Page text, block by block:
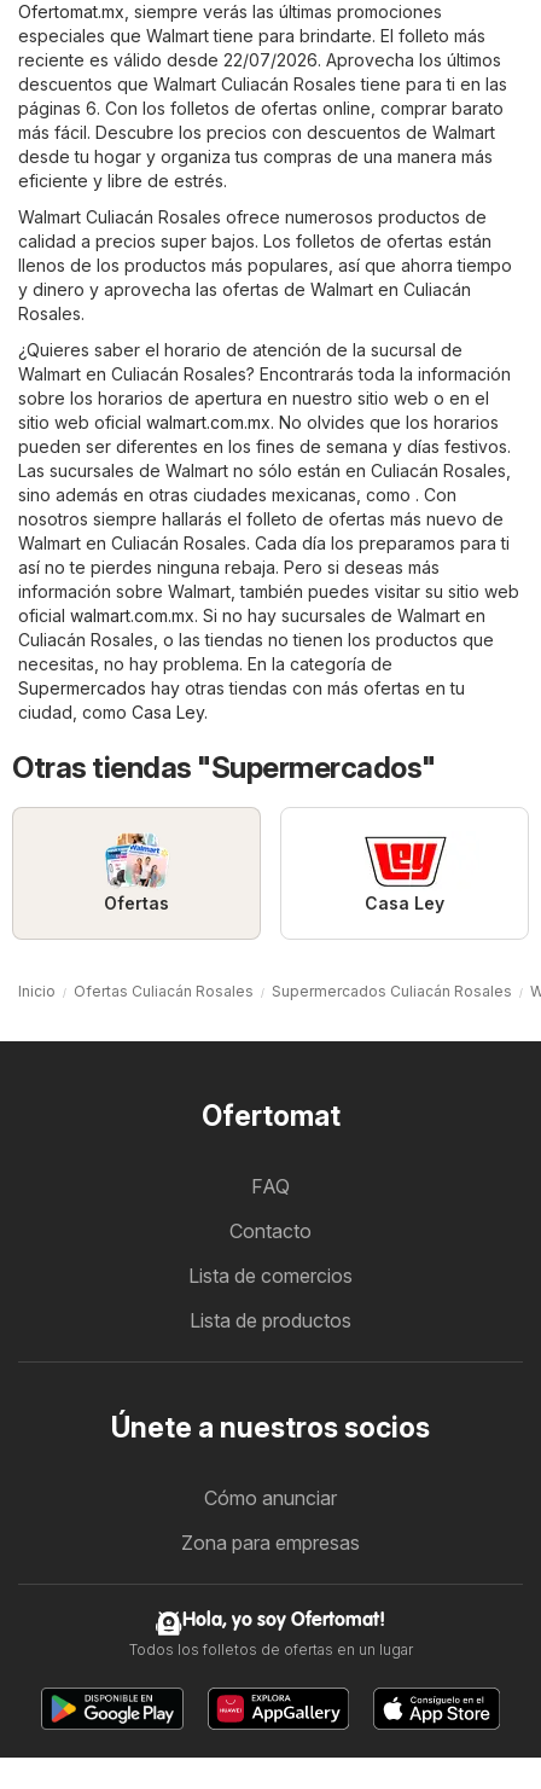
Ofertomat.mx , siempre verás las últimas promociones
especiales que Walmart tiene para brindarte. El folleto más
reciente es válido desde 22/07/2026. Aprovecha los últimos
descuentos que Walmart Culiacán Rosales tiene para ti en las
páginas 6. Con los folletos de ofertas online, comprar barato
más fácil. Descubre los precios con descuentos de Walmart
desde tu hogar y organiza tus compras de una manera más
eficiente y libre de estrés.
Walmart Culiacán Rosales ofrece numerosos productos de
calidad a precios super bajos. Los folletos de ofertas están
llenos de los productos más populares, así que ahorra tiempo
y dinero y aprovecha las ofertas de Walmart en Culiacán
Rosales.
¿Quieres saber el horario de atención de la sucursal de
Walmart en Culiacán Rosales? Encontrarás toda la información
sobre los horarios de apertura en nuestro sitio web o en el
sitio web oficial walmart.com.mx. No olvides que los horarios
pueden ser diferentes en los fines de semana y días festivos.
Las sucursales de Walmart no sólo están en Culiacán Rosales,
sino además en otras ciudades mexicanas, como . Con
nosotros siempre hallarás el folleto de ofertas más nuevo de
Walmart en Culiacán Rosales. Cada día los preparamos para ti
así no te pierdes ninguna rebaja. Pero si deseas más
información sobre Walmart, también puedes visitar su sitio web
oficial walmart.com.mx. Si no hay sucursales de Walmart en
Culiacán Rosales, o las tiendas no tienen los productos que
necesitas, no hay problema. En la categoría de
Supermercados hay otras tiendas con más ofertas en tu
ciudad, como Casa Ley.
Otras tiendas "Supermercados"
Ofertas Casa Ley
Inicio Ofertas Culiacán Rosales Supermercados Culiacán Rosales
Ofertomat
FAQ
Contacto
Lista de comercios
Lista de productos
Únete a nuestros socios
Cómo anunciar
Zona para empresas
Hola, yo soy Ofertomat!
Todos los folletos de ofertas en un lugar